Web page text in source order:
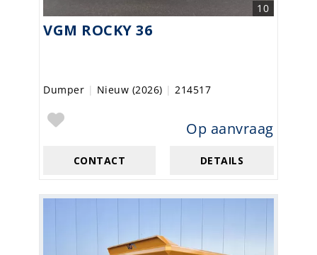
10
VGM ROCKY 36
Dumper | Nieuw (2026) | 214517
Op aanvraag
DETAILS
CONTACT